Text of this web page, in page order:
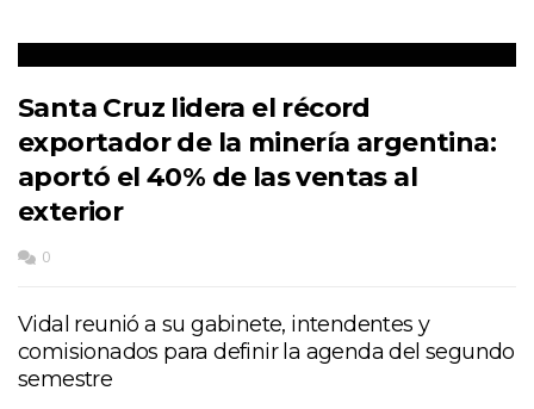
Santa Cruz lidera el récord
exportador de la minería argentina:
aportó el 40% de las ventas al
exterior
0
Vidal reunió a su gabinete, intendentes y
comisionados para definir la agenda del segundo
semestre